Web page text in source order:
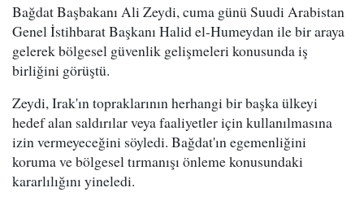
Bağdat Başbakanı Ali Zeydi, cuma günü Suudi Arabistan
Genel İstihbarat Başkanı Halid el-Humeydan ile bir araya
gelerek bölgesel güvenlik gelişmeleri konusunda iş
birliğini görüştü.
Zeydi, Irak'ın topraklarının herhangi bir başka ülkeyi
hedef alan saldırılar veya faaliyetler için kullanılmasına
izin vermeyeceğini söyledi. Bağdat'ın egemenliğini
koruma ve bölgesel tırmanışı önleme konusundaki
kararlılığını yineledi.